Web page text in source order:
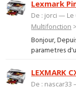
Lexmark
De : jorci — Le
Multifonction >
Bonjour,
parametres
LEXMARK
De : nascar33